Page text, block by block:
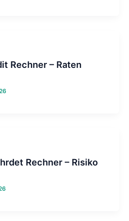
Rechner – Raten
Rechner – Risiko